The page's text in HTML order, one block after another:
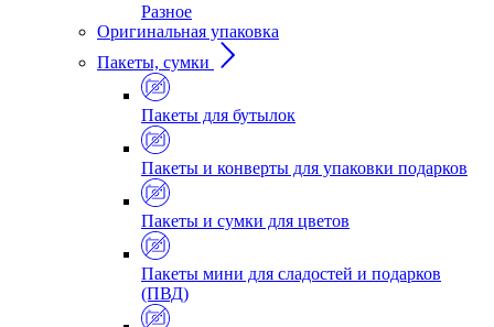
Разное
Оригинальная упаковка
Пакеты, сумки
Пакеты для бутылок
Пакеты и конверты для упаковки подарков
Пакеты и сумки для цветов
Пакеты мини для сладостей и подарков
(ПВД)